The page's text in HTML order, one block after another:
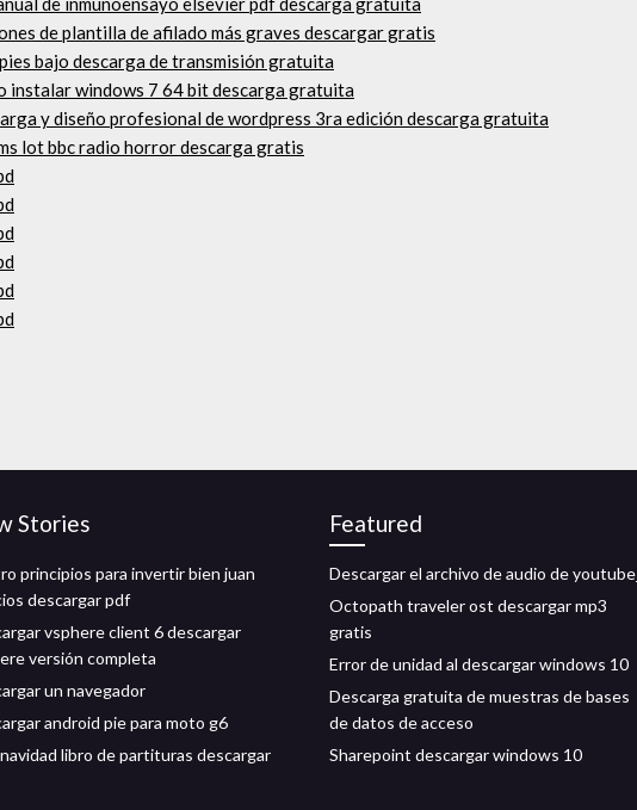
de plantilla de afilado más graves descargar gratis
bajo descarga de transmisión gratuita
instalar windows 7 64 bit descarga gratuita
y diseño profesional de wordpress 3ra edición descarga gratuita
lot bbc radio horror descarga gratis
Stories
principios para invertir bien juan
descargar pdf
vsphere client 6 descargar
versión completa
un navegador
android pie para moto g6
libro de partituras descargar
Featured
Descargar el archivo de audio de youtube_
Octopath traveler ost descargar mp3
gratis
Error de unidad al descargar windows 10
Descarga gratuita de muestras de bases
de datos de acceso
Sharepoint descargar windows 10